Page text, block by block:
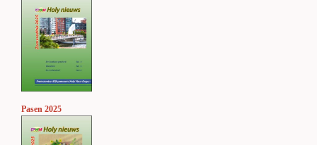
Pasen 2025